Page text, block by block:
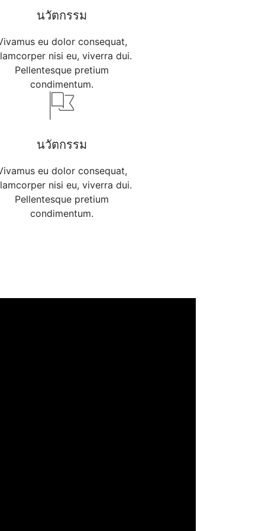
นวัตกรรม
eu dolor consequat,
nisi eu, viverra dui.
Pellentesque pretium
condimentum.
นวัตกรรม
eu dolor consequat,
nisi eu, viverra dui.
Pellentesque pretium
condimentum.